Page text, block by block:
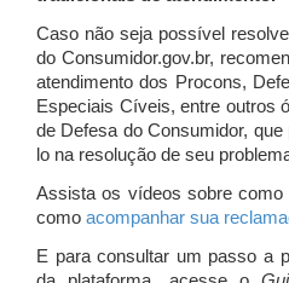
Caso não seja possível
do Consumidor.gov.br,
atendimento dos Procons,
Especiais Cíveis, entre outros
de Defesa do Consumidor,
lo na resolução de seu
Assista os vídeos sobre como
como acompanhar sua
E para consultar um passo a